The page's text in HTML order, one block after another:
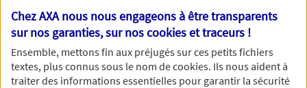
meilleurs délais par mail ou par téléphone.
Votre message :
Chez AXA nous nous engageons à être transparents
sur nos garanties, sur noscookies et traceurs !
Ensemble, mettons fin aux préjugés sur ces petits fichiers
textes, plus connus sous le nom decookies. Ils nous aident à
traiter des informations essentielles pour garantir la sécurité